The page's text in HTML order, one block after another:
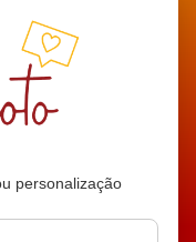
personalização